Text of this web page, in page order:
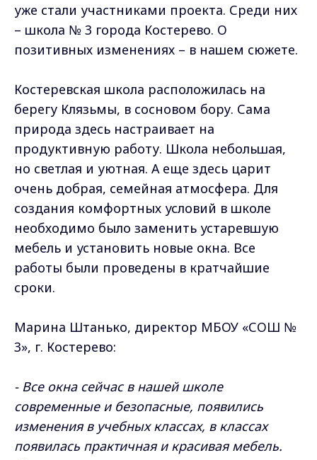
уже стали участниками проекта. Среди них
– школа № 3 города Костерево. О
позитивных изменениях – в нашем сюжете.
Костеревская школа расположилась на
берегу Клязьмы, в сосновом бору. Сама
природа здесь настраивает на
продуктивную работу. Школа небольшая,
но светлая и уютная. А еще здесь царит
очень добрая, семейная атмосфера. Для
создания комфортных условий в школе
необходимо было заменить устаревшую
мебель и установить новые окна. Все
работы были проведены в кратчайшие
сроки.
Марина Штанько, директор МБОУ «СОШ №
3», г. Костерево:
- Все окна сейчас в нашей школе
современные и безопасные, появились
изменения в учебных классах, в классах
появилась практичная и красивая мебель.